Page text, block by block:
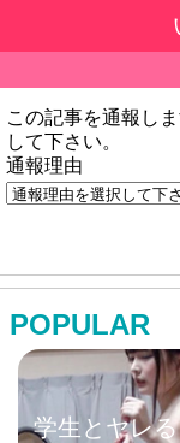
この記事を通報し
して下さい。
通報理由
POPULAR
学生とヤレる